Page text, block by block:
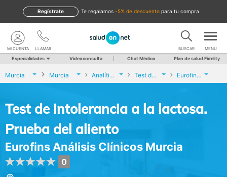
te regalamos -5% de descuento para tu compra
Regístrate
LLAMAR
MI CUENTA BUSCAR MENU
Especialidades Videoconsulta Chat Médico Plan de salud Fidelity
Murcia Murcia Analíticas y Genética Test de intolerancia a la lactosa. Prueba del aliento Eurofins Análisis Clínicos Murcia
Test de intolerancia a la lactosa.
Prueba del aliento
Eurofins Análisis Clínicos Murcia
0